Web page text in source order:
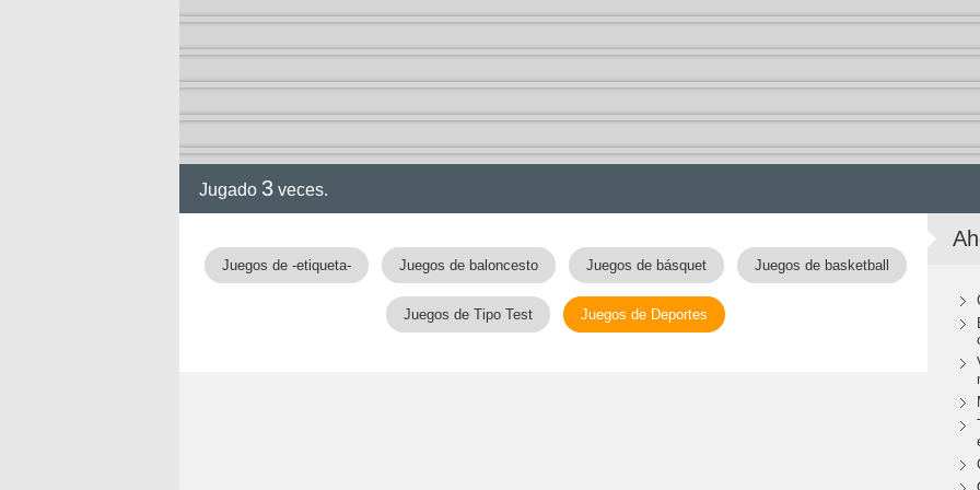
Jugado 3 veces.
Juegos de -etiqueta- Juegos de baloncesto Juegos de básquet Juegos de basketball
Juegos de Tipo Test Juegos de Deportes